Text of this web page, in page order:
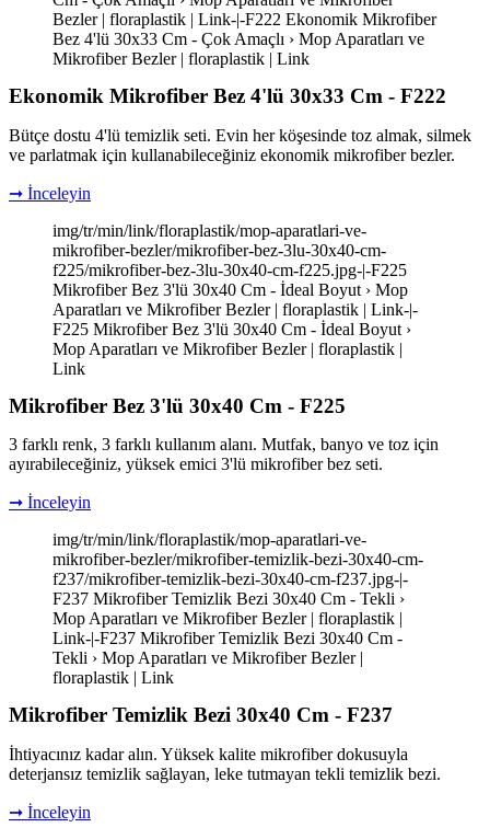
Bezler | floraplastik | Link-|-F222 Ekonomik Mikrofiber
Bez 4'lü 30x33 Cm - Çok Amaçlı › Mop Aparatları ve
Mikrofiber Bezler | floraplastik | Link
Ekonomik Mikrofiber Bez 4'lü 30x33 Cm - F222
Bütçe dostu 4'lü temizlik seti. Evin her köşesinde toz almak, silmek
ve parlatmak için kullanabileceğiniz ekonomik mikrofiber bezler.
➞ İnceleyin
img/tr/min/link/floraplastik/mop-aparatlari-ve-
mikrofiber-bezler/mikrofiber-bez-3lu-30x40-cm-
f225/mikrofiber-bez-3lu-30x40-cm-f225.jpg-|-F225
Mikrofiber Bez 3'lü 30x40 Cm - İdeal Boyut › Mop
Aparatları ve Mikrofiber Bezler | floraplastik | Link-|-
F225 Mikrofiber Bez 3'lü 30x40 Cm - İdeal Boyut ›
Mop Aparatları ve Mikrofiber Bezler | floraplastik |
Link
Mikrofiber Bez 3'lü 30x40 Cm - F225
3 farklı renk, 3 farklı kullanım alanı. Mutfak, banyo ve toz için
ayırabileceğiniz, yüksek emici 3'lü mikrofiber bez seti.
➞ İnceleyin
img/tr/min/link/floraplastik/mop-aparatlari-ve-
mikrofiber-bezler/mikrofiber-temizlik-bezi-30x40-cm-
f237/mikrofiber-temizlik-bezi-30x40-cm-f237.jpg-|-
F237 Mikrofiber Temizlik Bezi 30x40 Cm - Tekli ›
Mop Aparatları ve Mikrofiber Bezler | floraplastik |
Link-|-F237 Mikrofiber Temizlik Bezi 30x40 Cm -
Tekli › Mop Aparatları ve Mikrofiber Bezler |
floraplastik | Link
Mikrofiber Temizlik Bezi 30x40 Cm - F237
İhtiyacınız kadar alın. Yüksek kalite mikrofiber dokusuyla
deterjansız temizlik sağlayan, leke tutmayan tekli temizlik bezi.
➞ İnceleyin